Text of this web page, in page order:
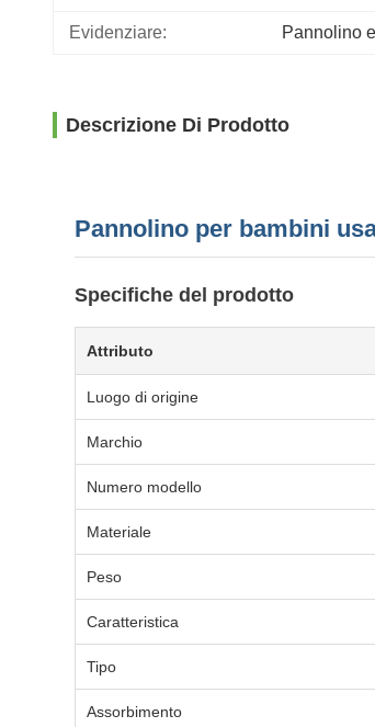
Evidenziare: Pannolino
Descrizione Di Prodotto
Pannolino per bambini
Specifiche del prodotto
Attributo
Luogo di origine
Marchio
Numero modello
Materiale
Peso
Caratteristica
Tipo
Assorbimento